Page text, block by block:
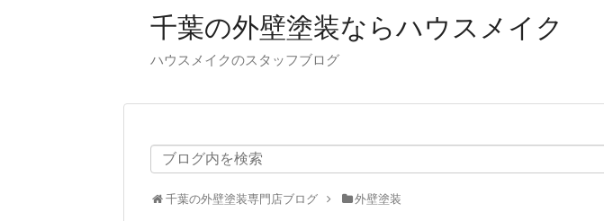
千葉の外壁塗装ならハウスメイク
ハウスメイクのスタッフブログ
千葉の外壁塗装専門店ブログ 外壁塗装